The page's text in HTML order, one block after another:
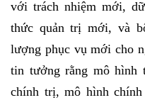
với trách nhiệm mới,
thức quản trị mới, và
lượng phục vụ mới cho
tin tưởng rằng mô hình
chính trị, mô hình